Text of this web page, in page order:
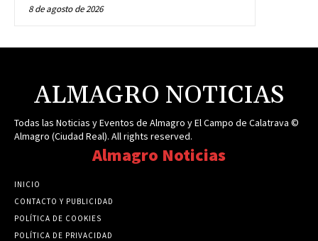
8 de agosto de 2026
ALMAGRO NOTICIAS
Todas las Noticias y Eventos de Almagro y El Campo de Calatrava ©
Almagro (Ciudad Real). All rights reserved.
Almagro Noticias
INICIO
CONTACTO Y PUBLICIDAD
POLÍTICA DE COOKIES
POLÍTICA DE PRIVACIDAD